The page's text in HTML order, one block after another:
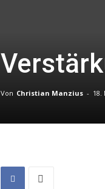
Von Christian Manzius - 18.